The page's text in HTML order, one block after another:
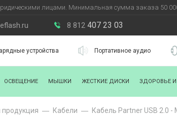
лицами. Минимальная сумма заказа 50
8 812407 23 03
устройства Портативное аудио
ОСВЕЩЕНИЕ МЫШКИ ЖЕСТКИЕ ДИСКИ ЗДОРОВЬЕ
продукция Кабели Кабель Partner USB 2.0 -